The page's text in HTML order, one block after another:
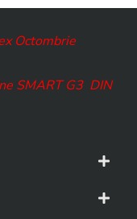
Octombrie
SMART G3DIN